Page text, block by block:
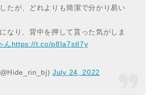
たが、どれよりも簡潔で分かり易い
なり、背中を押して貰った気がしま
ん https://t.co/p8Ia7stI7y
July 24, 2022